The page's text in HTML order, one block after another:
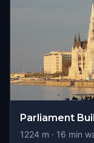
Parliament
1224 m · 16 min